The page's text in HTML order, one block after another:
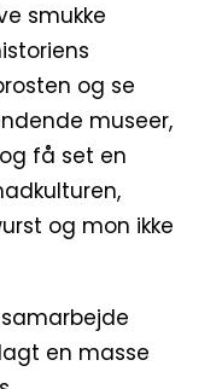
smukke
og se
museer,
få set en
og mon ikke
en masse